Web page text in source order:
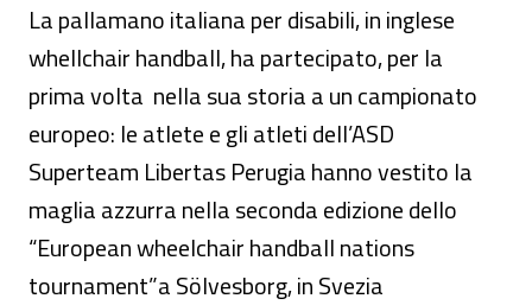
La pallamano italiana per disabili, in inglese
whellchair handball, ha partecipato, per la
prima volta nella sua storia a un campionato
europeo: le atlete e gli atleti dell’ASD
Superteam Libertas Perugia hanno vestito la
maglia azzurra nella seconda edizione dello
“European wheelchair handball nations
tournament”a Sölvesborg, in Svezia